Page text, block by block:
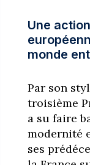
Une
monde
Par son
troisième
a su faire
modernité
ses